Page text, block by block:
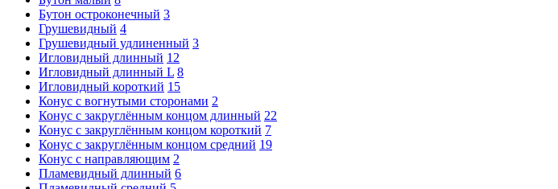
Бутон остроконечный 3
Грушевидный 4
Грушевидный удлиненный 3
Игловидный длинный 12
Игловидный длинный L 8
Игловидный короткий 15
Конус с вогнутыми сторонами 2
Конус с закруглённым концом длинный 22
Конус с закруглённым концом короткий 7
Конус с закруглённым концом средний 19
Конус с направляющим 2
Пламевидный длинный 6